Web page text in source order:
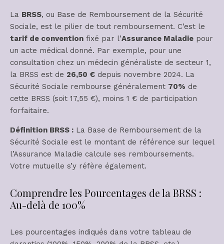
La BRSS, ou Base de Remboursement de la Sécurité
Sociale, est le pilier de tout remboursement. C’est le
tarif de convention fixé par l’Assurance Maladie pour
un acte médical donné. Par exemple, pour une
consultation chez un médecin généraliste de secteur 1,
la BRSS est de 26,50 € depuis novembre 2024. La
Sécurité Sociale rembourse généralement 70% de
cette BRSS (soit 17,55 €), moins 1 € de participation
forfaitaire.
Définition BRSS : La Base de Remboursement de la
Sécurité Sociale est le montant de référence sur lequel
l’Assurance Maladie calcule ses remboursements.
Votre mutuelle s’y réfère également.
Comprendre les Pourcentages de la BRSS :
Au-delà de 100%
Les pourcentages indiqués dans votre tableau de